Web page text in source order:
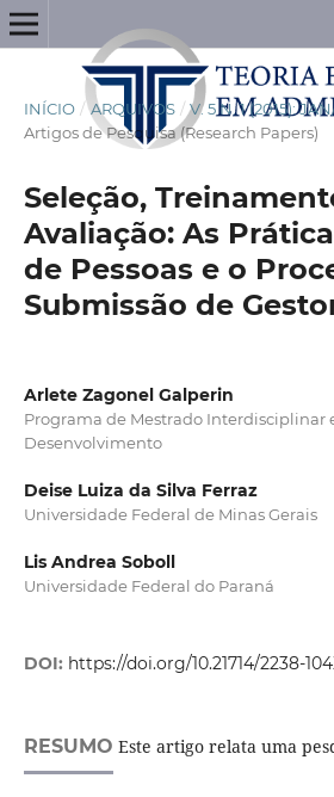
INÍCIO / ARQUIVOS / V. 5 N. 1 (2015):
Artigos de Pesquisa (Research Papers)
Seleção,
Avaliação: As
de Pessoas e o
Submissão de
Arlete Zagonel Galperin
Programa de Mestrado Interdisciplinar
Desenvolvimento
Deise Luiza da Silva Ferraz
Universidade Federal de Minas Gerais
Lis Andrea Soboll
Universidade Federal do Paraná
DOI: https://doi.org/10.21714/2238-
RESUMO Este artigo relata uma